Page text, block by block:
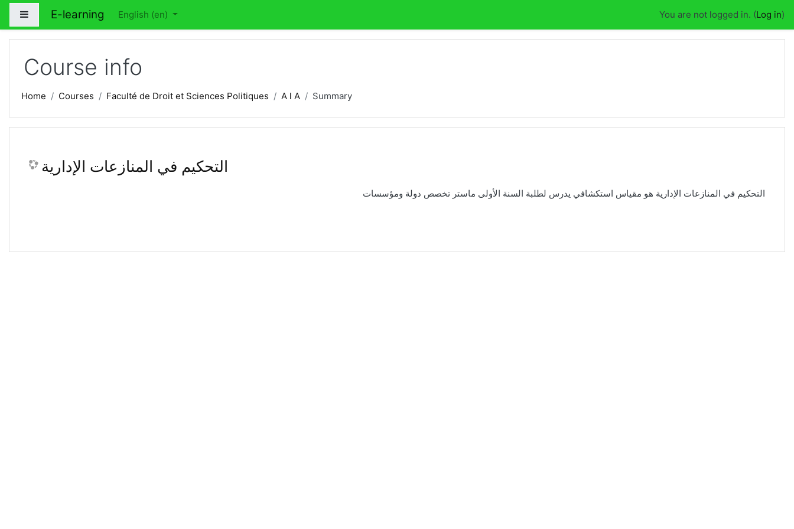
Skip to main content
Side panel
E-learning English ‎(en)‎ You are not logged in. (Log in)
Course info
Home Courses Faculté de Droit et Sciences Politiques A l A Summary
التحكيم في المنازعات الإدارية
التحكيم في المنازعات الإدارية هو مقياس استكشافي يدرس لطلبة السنة الأولى ماستر تخصص دولة ومؤسسات